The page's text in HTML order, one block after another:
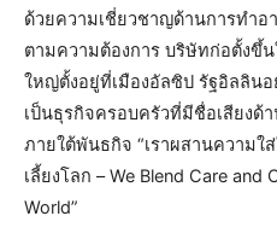
ด้วยความเชี่ยวชาญด้านการทำ
ตามความต้องการ บริษัทก่อตั้งขึ้
ใหญ่ตั้งอยู่ที่เมืองอัลซิป รัฐอิลลินอ
เป็นธุรกิจครอบครัวที่มีชื่อเสียงด้
ภายใต้พันธกิจ “เราผสานความใ
เลี้ยงโลก – We Blend Care
World”